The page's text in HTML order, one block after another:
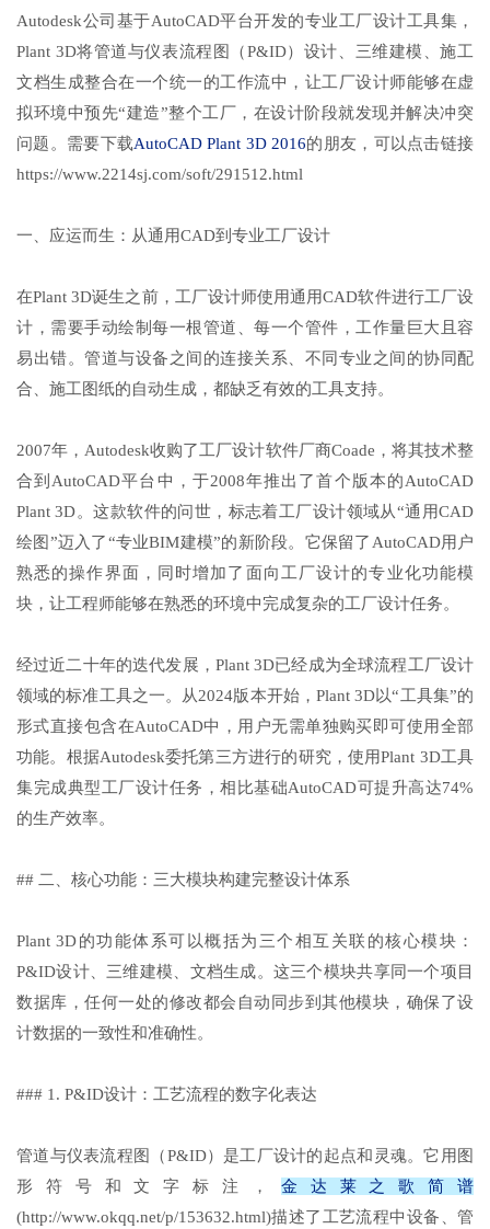
Autodesk公司基于AutoCAD平台开发的专业工厂设计工具集，
Plant 3D将管道与仪表流程图（P&ID）设计、三维建模、施工
文档生成整合在一个统一的工作流中，让工厂设计师能够在虚
拟环境中预先“建造”整个工厂，在设计阶段就发现并解决冲突
问题。需要下载AutoCAD Plant 3D 2016的朋友，可以点击链接
https://www.2214sj.com/soft/291512.html
一、应运而生：从通用CAD到专业工厂设计
在Plant 3D诞生之前，工厂设计师使用通用CAD软件进行工厂设
计，需要手动绘制每一根管道、每一个管件，工作量巨大且容
易出错。管道与设备之间的连接关系、不同专业之间的协同配
合、施工图纸的自动生成，都缺乏有效的工具支持。
2007年，Autodesk收购了工厂设计软件厂商Coade，将其技术整
合到AutoCAD平台中，于2008年推出了首个版本的AutoCAD
Plant 3D。这款软件的问世，标志着工厂设计领域从“通用CAD
绘图”迈入了“专业BIM建模”的新阶段。它保留了AutoCAD用户
熟悉的操作界面，同时增加了面向工厂设计的专业化功能模
块，让工程师能够在熟悉的环境中完成复杂的工厂设计任务。
经过近二十年的迭代发展，Plant 3D已经成为全球流程工厂设计
领域的标准工具之一。从2024版本开始，Plant 3D以“工具集”的
形式直接包含在AutoCAD中，用户无需单独购买即可使用全部
功能。根据Autodesk委托第三方进行的研究，使用Plant 3D工具
集完成典型工厂设计任务，相比基础AutoCAD可提升高达74%
的生产效率。
## 二、核心功能：三大模块构建完整设计体系
Plant 3D的功能体系可以概括为三个相互关联的核心模块：
P&ID设计、三维建模、文档生成。这三个模块共享同一个项目
数据库，任何一处的修改都会自动同步到其他模块，确保了设
计数据的一致性和准确性。
### 1. P&ID设计：工艺流程的数字化表达
管道与仪表流程图（P&ID）是工厂设计的起点和灵魂。它用图
形符号和文字标注， 金达莱之歌简谱
(http://www.okqq.net/p/153632.html)描述了工艺流程中设备、管